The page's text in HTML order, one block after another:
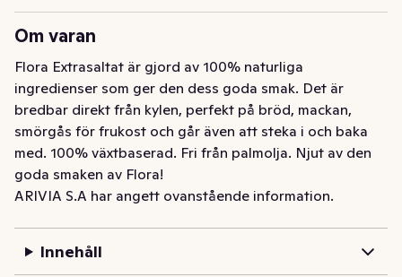
Om varan
Flora Extrasaltat är gjord av 100% naturliga
ingredienser som ger den dess goda smak. Det är
bredbar direkt från kylen, perfekt på bröd, mackan,
smörgås för frukost och går även att steka i och baka
med. 100% växtbaserad. Fri från palmolja. Njut av den
goda smaken av Flora!
ARIVIA S.A har angett ovanstående information.
Innehåll